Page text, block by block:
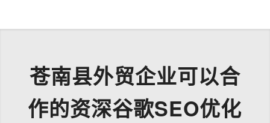
苍南县外贸企业可以合
作的资深谷歌SEO优化